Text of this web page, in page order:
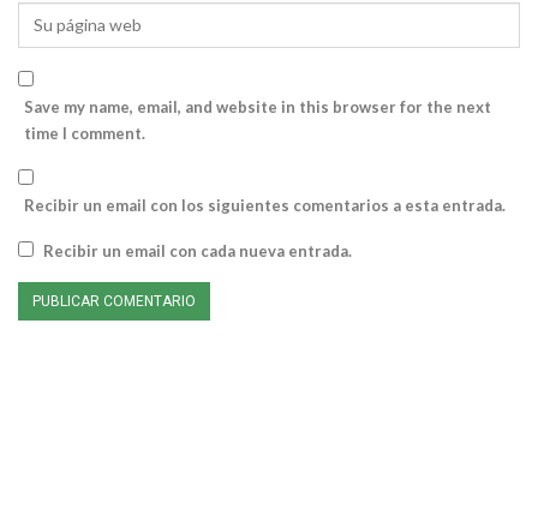
Save my name, email, and website in this browser for the next
time I comment.
Recibir un email con los siguientes comentarios a esta entrada.
Recibir un email con cada nueva entrada.